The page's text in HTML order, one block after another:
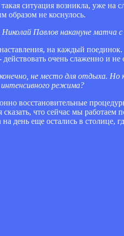
ситуация возникла, уже
образом не коснулось.
Павлов накануне матча
на каждый
очень слаженно и
не место для отдыха. Но
интенсивного режима?
восстановительные
сказать, что сейчас мы
на день еще остались в столице,